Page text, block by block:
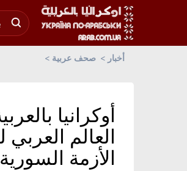
أخبار صحف عربية
أوكرانيا
العالم
الأزمة السورية